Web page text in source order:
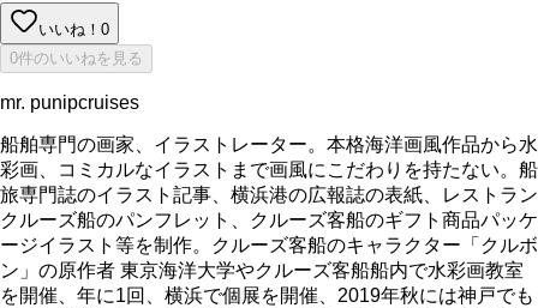
いいね！ 0
0件のいいねを見る
mr. punipcruises
船舶専門の画家、イラストレーター。本格海洋画風作品から水
彩画、コミカルなイラストまで画風にこだわりを持たない。船
旅専門誌のイラスト記事、横浜港の広報誌の表紙、レストラン
クルーズ船のパンフレット、クルーズ客船のギフト商品パッケ
ージイラスト等を制作。クルーズ客船のキャラクター「クルボ
ン」の原作者 東京海洋大学やクルーズ客船船内で水彩画教室
を開催、年に1回、横浜で個展を開催、2019年秋には神戸でも